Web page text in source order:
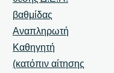
βαθμίδας
Αναπληρωτή
Καθηγητή
(κατόπιν αίτησης